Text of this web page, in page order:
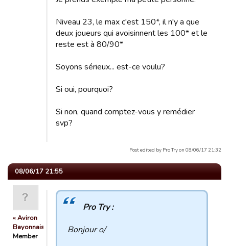
Niveau 23, le max c'est 150*, il n'y a que
deux joueurs qui avoisinnent les 100* et le
reste est à 80/90*
Soyons sérieux... est-ce voulu?
Si oui, pourquoi?
Si non, quand comptez-vous y remédier
svp?
Post edited by Pro Try on 08/06/17 21:32
08/06/17 21:55
« Aviron
Bayonnais »
Member
Pro Try :
Bonjour o/